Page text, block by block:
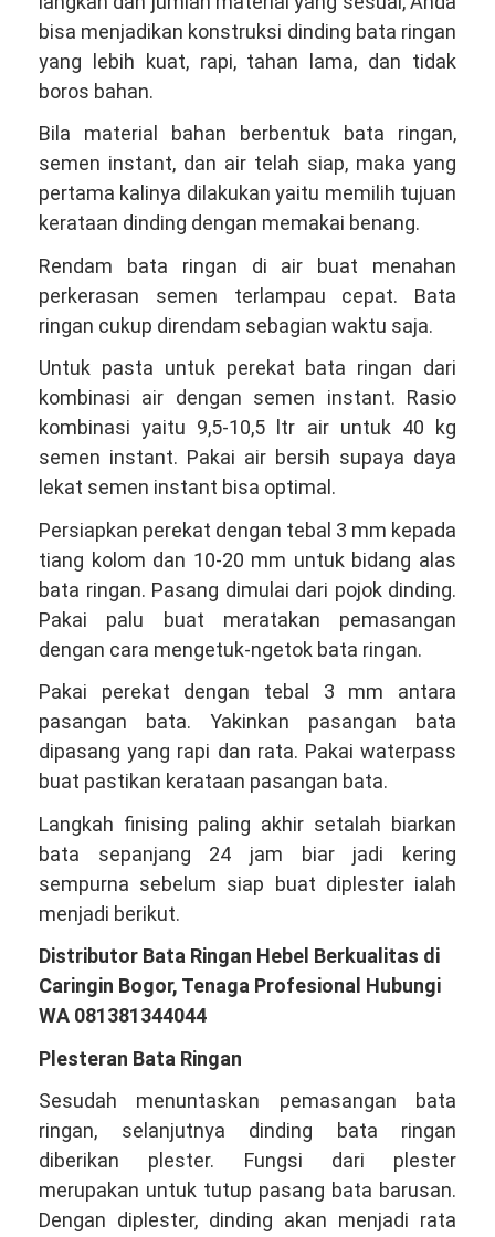
bisa menjadikan konstruksi dinding bata ringan
yang lebih kuat, rapi, tahan lama, dan tidak
boros bahan.
Bila material bahan berbentuk bata ringan,
semen instant, dan air telah siap, maka yang
pertama kalinya dilakukan yaitu memilih tujuan
kerataan dinding dengan memakai benang.
Rendam bata ringan di air buat menahan
perkerasan semen terlampau cepat. Bata
ringan cukup direndam sebagian waktu saja.
Untuk pasta untuk perekat bata ringan dari
kombinasi air dengan semen instant. Rasio
kombinasi yaitu 9,5-10,5 ltr air untuk 40 kg
semen instant. Pakai air bersih supaya daya
lekat semen instant bisa optimal.
Persiapkan perekat dengan tebal 3 mm kepada
tiang kolom dan 10-20 mm untuk bidang alas
bata ringan. Pasang dimulai dari pojok dinding.
Pakai palu buat meratakan pemasangan
dengan cara mengetuk-ngetok bata ringan.
Pakai perekat dengan tebal 3 mm antara
pasangan bata. Yakinkan pasangan bata
dipasang yang rapi dan rata. Pakai waterpass
buat pastikan kerataan pasangan bata.
Langkah finising paling akhir setalah biarkan
bata sepanjang 24 jam biar jadi kering
sempurna sebelum siap buat diplester ialah
menjadi berikut.
Distributor Bata Ringan Hebel Berkualitas di
Caringin Bogor, Tenaga Profesional Hubungi
WA 081381344044
Plesteran Bata Ringan
Sesudah menuntaskan pemasangan bata
ringan, selanjutnya dinding bata ringan
diberikan plester. Fungsi dari plester
merupakan untuk tutup pasang bata barusan.
Dengan diplester, dinding akan menjadi rata